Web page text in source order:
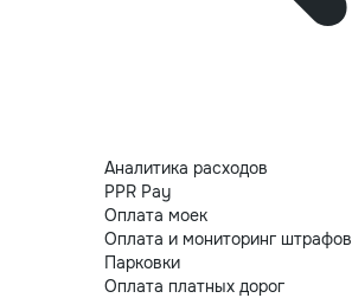
Аналитика расходов
PPR Pay
Оплата моек
Оплата и мониторинг штрафов
Парковки
Оплата платных дорог